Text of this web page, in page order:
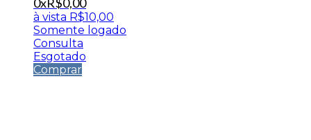
à vista R$10,00
Somente logado
Consulta
Esgotado
Comprar